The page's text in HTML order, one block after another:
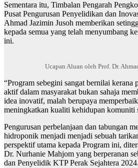
Sementara itu, Timbalan Pengarah
Pusat Pengurusan Penyelidikan dan
Ahmad Jazimin Jusoh memberikan
kepada semua yang telah menyumbang
ini.
Ucapan Aluan oleh Prof. Dr.
“Program sebegini sangat bernilai kerana
aktif dalam masyarakat bukan sahaja
idea inovatif, malah berupaya
meningkatkan kualiti kehidupan komuniti
Pengurusan perbelanjaan dan tabungan
hidroponik menjadi menjadi sebuah
perspektif utama kepada Program ini,
Dr. Nurhanie Mahjom yang berperanan
dan Penyelidik KTP Perak Sejahtera 2024.